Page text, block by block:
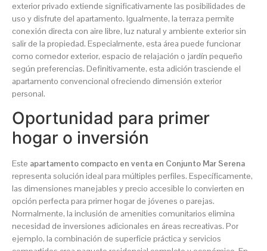
exterior privado extiende significativamente las posibilidades de
uso y disfrute del apartamento. Igualmente, la terraza permite
conexión directa con aire libre, luz natural y ambiente exterior sin
salir de la propiedad. Especialmente, esta área puede funcionar
como comedor exterior, espacio de relajación o jardín pequeño
según preferencias. Definitivamente, esta adición trasciende el
apartamento convencional ofreciendo dimensión exterior
personal.
Oportunidad para primer
hogar o inversión
Este apartamento compacto en venta en Conjunto Mar Serena
representa solución ideal para múltiples perfiles. Específicamente,
las dimensiones manejables y precio accesible lo convierten en
opción perfecta para primer hogar de jóvenes o parejas.
Normalmente, la inclusión de amenities comunitarios elimina
necesidad de inversiones adicionales en áreas recreativas. Por
ejemplo, la combinación de superficie práctica y servicios